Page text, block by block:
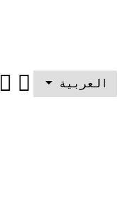
العربية‎